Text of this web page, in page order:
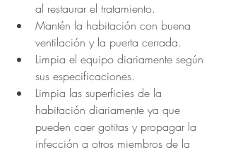
al restaurar el tratamiento.
Mantén la habitación con buena
ventilación y la puerta cerrada.
Limpia el equipo diariamente según
sus especificaciones.
Limpia las superficies de la
habitación diariamente ya que
pueden caer gotitas y propagar la
infección a otros miembros de la